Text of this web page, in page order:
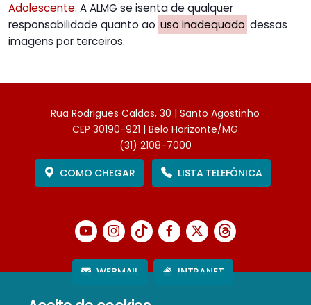
Adolescente. A ALMG se isenta de qualquer
responsabilidade quanto ao uso inadequado dessas
imagens por terceiros.
Rua Rodrigues Caldas, 30 | Santo Agostinho
CEP 30190-921 | Belo Horizonte/MG
(31) 2108-7000
COMO CHEGAR
LISTA TELEFÔNICA
WEBMAIL INTRANET